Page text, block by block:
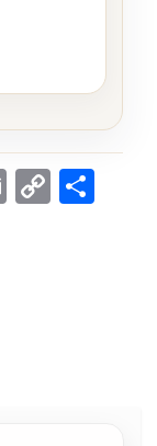
E C